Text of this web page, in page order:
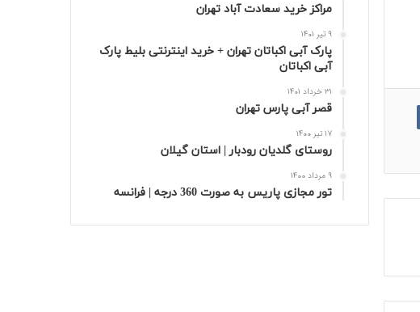
مراکز خرید سعادت‌ آباد تهران
9 تیر 1401
پارک آبی اکباتان تهران + خرید اینترنتی بلیط پارک
آبی اکباتان
31 خرداد 1401
قصر آبی پارس تهران
17 تیر 1400
روستای گلدیان رودبار | استان گیلان
9 مرداد 1400
تور مجازی پاریس به صورت 360 درجه | فرانسه